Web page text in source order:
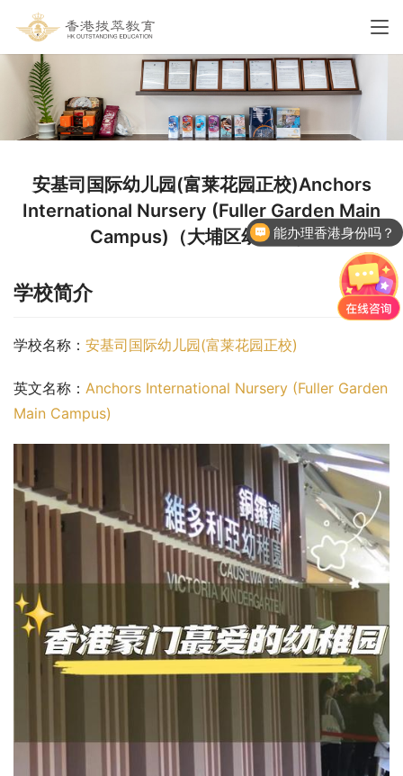
安基司国际幼儿园(富莱花园正校)Anchors
International Nursery (Fuller Garden Main
Campus)（大埔区幼稚园）
学校简介
学校名称： 安基司国际幼儿园(富莱花园正校)
英文名称： Anchors International Nursery (Fuller Garden
Main Campus)
能办理香港身份吗？